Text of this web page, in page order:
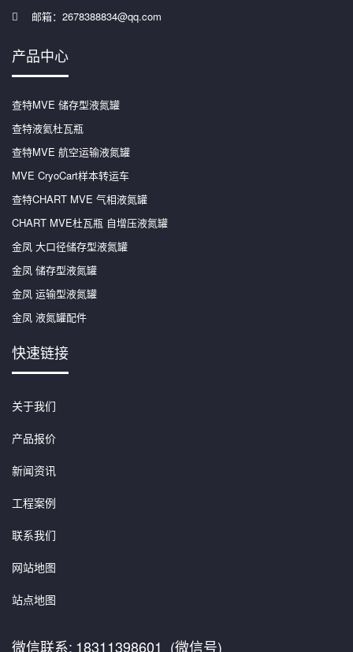
邮箱：2678388834@qq.com
产品中心
查特MVE 储存型液氮罐
查特液氦杜瓦瓶
查特MVE 航空运输液氮罐
MVE CryoCart样本转运车
查特CHART MVE 气相液氮罐
CHART MVE杜瓦瓶 自增压液氮罐
金凤 大口径储存型液氮罐
金凤 储存型液氮罐
金凤 运输型液氮罐
金凤 液氮罐配件
快速链接
关于我们
产品报价
新闻资讯
工程案例
联系我们
网站地图
站点地图
微信联系: 18311398601 (微信号)